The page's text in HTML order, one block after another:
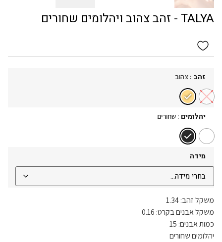
TALYA - זהב צהוב ויהלומים שחורים
זהב : צהוב
יהלומים : שחורים
מידה
משקל זהב: 1.34
משקל אבנים בקרט: 0.16
כמות אבנים: 15
יהלומים שחורים